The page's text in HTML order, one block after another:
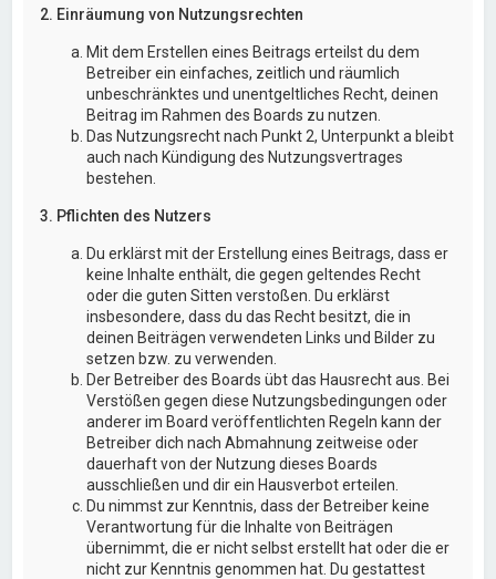
2. Einräumung von Nutzungsrechten
Mit dem Erstellen eines Beitrags erteilst du dem
Betreiber ein einfaches, zeitlich und räumlich
unbeschränktes und unentgeltliches Recht, deinen
Beitrag im Rahmen des Boards zu nutzen.
Das Nutzungsrecht nach Punkt 2, Unterpunkt a bleibt
auch nach Kündigung des Nutzungsvertrages
bestehen.
3. Pflichten des Nutzers
Du erklärst mit der Erstellung eines Beitrags, dass er
keine Inhalte enthält, die gegen geltendes Recht
oder die guten Sitten verstoßen. Du erklärst
insbesondere, dass du das Recht besitzt, die in
deinen Beiträgen verwendeten Links und Bilder zu
setzen bzw. zu verwenden.
Der Betreiber des Boards übt das Hausrecht aus. Bei
Verstößen gegen diese Nutzungsbedingungen oder
anderer im Board veröffentlichten Regeln kann der
Betreiber dich nach Abmahnung zeitweise oder
dauerhaft von der Nutzung dieses Boards
ausschließen und dir ein Hausverbot erteilen.
Du nimmst zur Kenntnis, dass der Betreiber keine
Verantwortung für die Inhalte von Beiträgen
übernimmt, die er nicht selbst erstellt hat oder die er
nicht zur Kenntnis genommen hat. Du gestattest